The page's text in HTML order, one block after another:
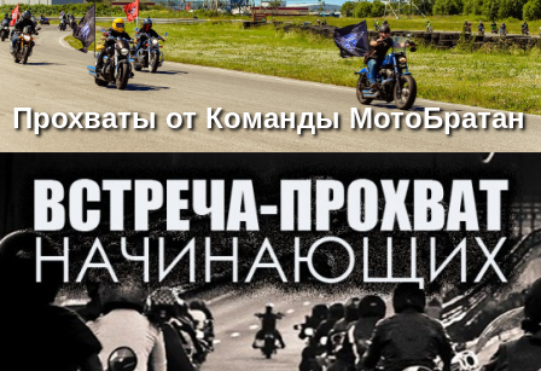
Прохваты от Команды МотоБратан